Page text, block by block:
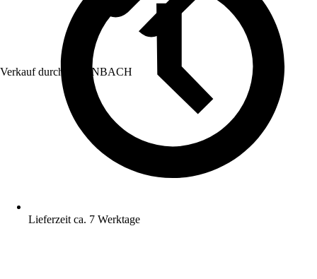
Verkauf durch: HORNBACH
Lieferzeit ca. 7 Werktage